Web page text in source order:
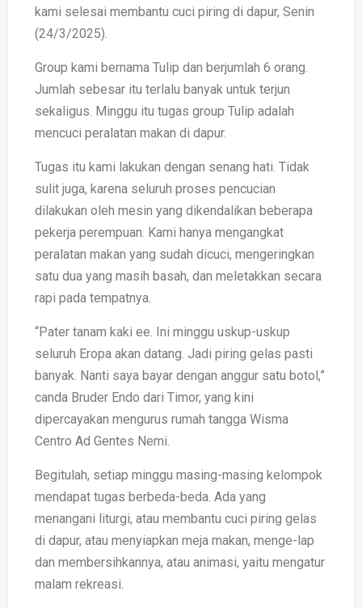
kami selesai membantu cuci piring di dapur, Senin
(24/3/2025).
Group kami bernama Tulip dan berjumlah 6 orang.
Jumlah sebesar itu terlalu banyak untuk terjun
sekaligus. Minggu itu tugas group Tulip adalah
mencuci peralatan makan di dapur.
Tugas itu kami lakukan dengan senang hati. Tidak
sulit juga, karena seluruh proses pencucian
dilakukan oleh mesin yang dikendalikan beberapa
pekerja perempuan. Kami hanya mengangkat
peralatan makan yang sudah dicuci, mengeringkan
satu dua yang masih basah, dan meletakkan secara
rapi pada tempatnya.
“Pater tanam kaki ee. Ini minggu uskup-uskup
seluruh Eropa akan datang. Jadi piring gelas pasti
banyak. Nanti saya bayar dengan anggur satu botol,”
canda Bruder Endo dari Timor, yang kini
dipercayakan mengurus rumah tangga Wisma
Centro Ad Gentes Nemi.
Begitulah, setiap minggu masing-masing kelompok
mendapat tugas berbeda-beda. Ada yang
menangani liturgi, atau membantu cuci piring gelas
di dapur, atau menyiapkan meja makan, menge-lap
dan membersihkannya, atau animasi, yaitu mengatur
malam rekreasi.